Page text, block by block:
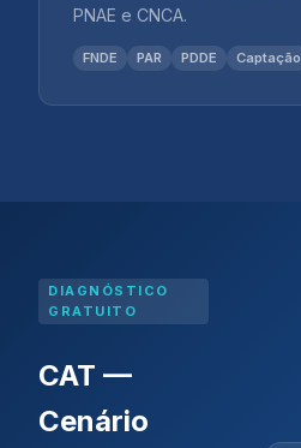
PNAE e CNCA.
FNDE PAR PDDE Captação
DIAGNÓSTICO
GRATUITO
CAT —
Cenário